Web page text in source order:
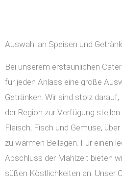
Auswahl an Speisen und
Bei unserem erstaunlichen
für jeden Anlass eine große
Getränken. Wir sind stolz
der Region zur Verfügung
Fleisch, Fisch und Gemüse,
zu warmen Beilagen. Für einen
Abschluss der Mahlzeit bieten
süßen Köstlichkeiten an. Unser